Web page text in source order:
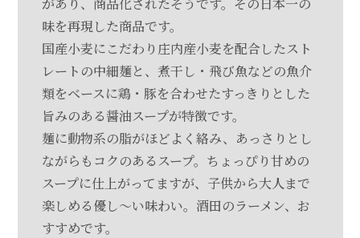
味を再現した商品です。
国産小麦にこだわり庄内産小麦を配合したスト
レートの中細麺と、煮干し・飛び魚などの魚介
類をベースに鶏・豚を合わせたすっきりとした
旨みのある醤油スープが特徴です。
麺に動物系の脂がほどよく絡み、あっさりとし
ながらもコクのあるスープ。ちょっぴり甘めの
スープに仕上がってますが、子供から大人まで
楽しめる優し～い味わい。酒田のラーメン、お
すすめです。